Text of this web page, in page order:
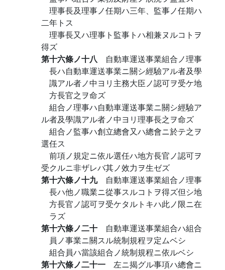
理事長及理事ノ任期ハ三年、監事ノ任期ハ
二年トス
理事長又ハ理事ト監事トハ相兼ヌルコトヲ
得ズ
第十六條ノ十八 自動車運送事業組合ノ理事
長ハ自動車運送事業ニ關シ經驗アル者及學
識アル者ノ中ヨリ主務大臣ノ認可ヲ受ケ地
方長官之ヲ命ズ
組合ノ理事ハ自動車運送事業ニ關シ經驗ア
ル者及學識アル者ノ中ヨリ理事長之ヲ命ズ
組合ノ監事ハ創立總會又ハ總會ニ於テ之ヲ
選任ス
前項ノ規定ニ依ル選任ハ地方長官ノ認可ヲ
受クルニ非ザレバ其ノ效力ヲ生ゼズ
第十六條ノ十九 自動車運送事業組合ノ理事
長ハ他ノ職業ニ從事スルコトヲ得ズ但シ地
方長官ノ認可ヲ受ケタルトキハ此ノ限ニ在
ラズ
第十六條ノ二十 自動車運送事業組合ハ組合
員ノ事業ニ關スル統制規程ヲ定ムベシ
組合員ハ當該組合ノ統制規程ニ依ルベシ
第十六條ノ二十一 左ニ揭グル事項ハ總會ニ